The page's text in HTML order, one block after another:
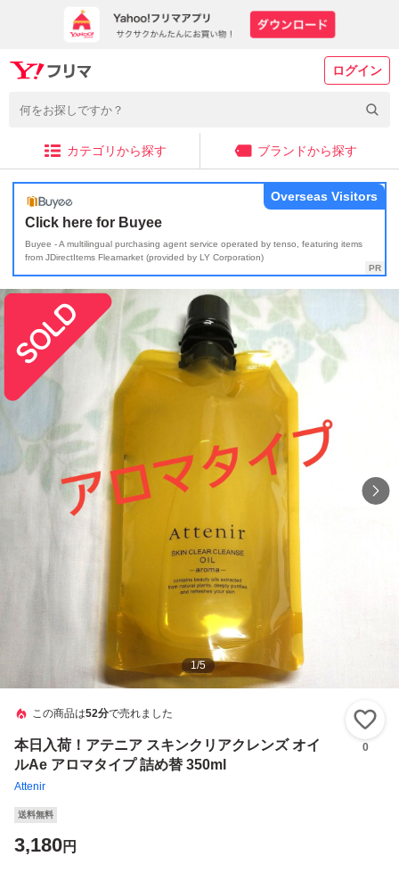
ログイン
カテゴリから探す ブランドから探す
Click here for Buyee
Buyee - A multilingual purchasing agent service operated by tenso, featuring items
from JDirectItems Fleamarket (provided by LY Corporation)
Overseas Visitors
1/5
この商品は52分で売れました
本日入荷！アテニア スキンクリアクレンズ オイ
ルAe アロマタイプ 詰め替 350ml
Attenir
0
送料無料
3,180円